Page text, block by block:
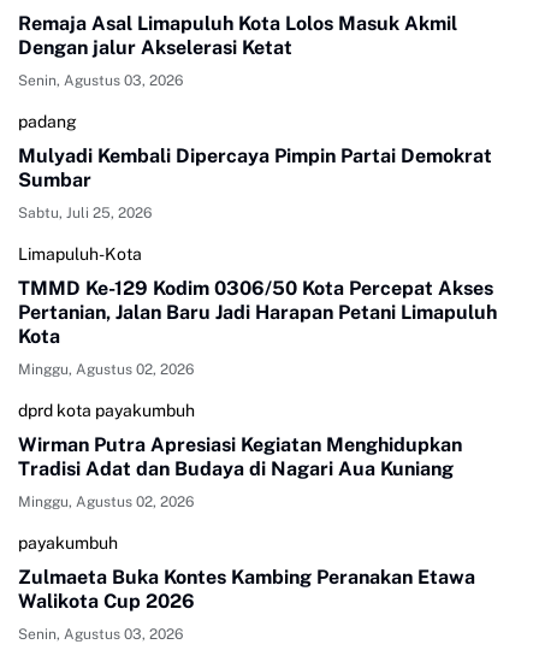
Remaja Asal Limapuluh Kota Lolos Masuk Akmil
Dengan jalur Akselerasi Ketat
Senin, Agustus 03, 2026
padang
Mulyadi Kembali Dipercaya Pimpin Partai Demokrat
Sumbar
Sabtu, Juli 25, 2026
Limapuluh-Kota
TMMD Ke-129 Kodim 0306/50 Kota Percepat Akses
Pertanian, Jalan Baru Jadi Harapan Petani Limapuluh
Kota
Minggu, Agustus 02, 2026
dprd kota payakumbuh
Wirman Putra Apresiasi Kegiatan Menghidupkan
Tradisi Adat dan Budaya di Nagari Aua Kuniang
Minggu, Agustus 02, 2026
payakumbuh
Zulmaeta Buka Kontes Kambing Peranakan Etawa
Walikota Cup 2026
Senin, Agustus 03, 2026